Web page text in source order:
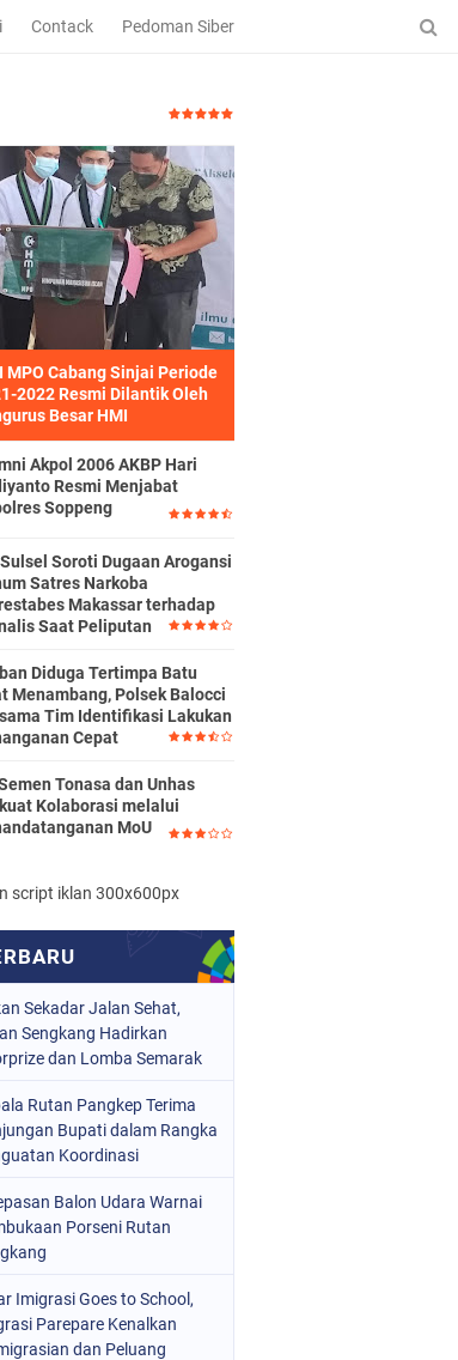
Contack Pedoman Siber
MPO Cabang Sinjai Periode
2022 Resmi Dilantik Oleh
Besar HMI
Akpol 2006 AKBP Hari
Resmi Menjabat
Soppeng
Soroti Dugaan Arogansi
Satres Narkoba
Makassar terhadap
Saat Peliputan
Diduga Tertimpa Batu
Menambang, Polsek Balocci
Tim Identifikasi Lakukan
Cepat
Tonasa dan Unhas
Kolaborasi melalui
MoU
script iklan 300x600px
Sekadar Jalan Sehat,
Sengkang Hadirkan
dan Lomba Semarak
Rutan Pangkep Terima
Bupati dalam Rangka
Koordinasi
Balon Udara Warnai
Porseni Rutan
Imigrasi Goes to School,
Parepare Kenalkan
dan Peluang